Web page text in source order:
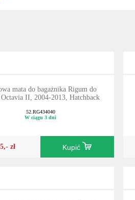
mata do bagażnika Rigum do
Octavia II, 2004-2013, Hatchback
52.RG434040
W ciągu 3 dni
zł Kupić